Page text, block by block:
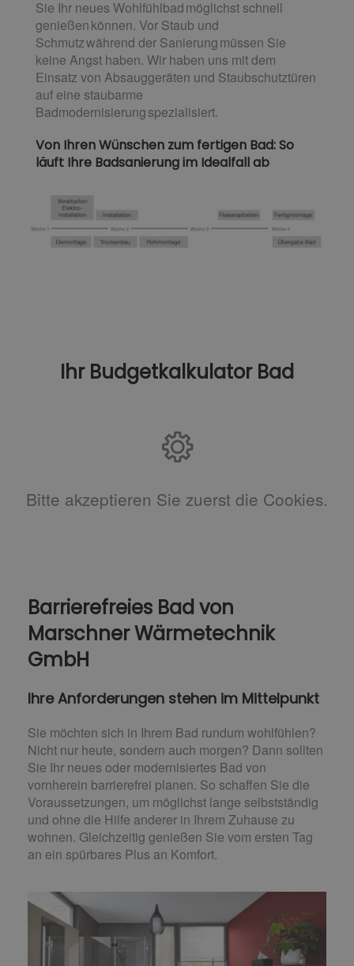
Sie Ihr neues Wohlfühlbad möglichst schnell
genießen können. Vor Staub und
Schmutz während der Sanierung müssen Sie
keine Angst haben. Wir haben uns mit dem
Einsatz von Absauggeräten und Staubschutztüren
auf eine staubarme
Badmodernisierung spezialisiert.
Von Ihren Wünschen zum fertigen Bad: So
läuft Ihre Badsanierung im Idealfall ab
Ihr Budgetkalkulator Bad
Bitte akzeptieren Sie zuerst die Cookies.
Barrierefreies Bad von
Marschner Wärmetechnik
GmbH
Ihre Anforderungen stehen im Mittelpunkt
Sie möchten sich in Ihrem Bad rundum wohlfühlen?
Nicht nur heute, sondern auch morgen? Dann sollten
Sie Ihr neues oder modernisiertes Bad von
vornherein barrierefrei planen. So schaffen Sie die
Voraussetzungen, um möglichst lange selbstständig
und ohne die Hilfe anderer in Ihrem Zuhause zu
wohnen. Gleichzeitig genießen Sie vom ersten Tag
an ein spürbares Plus an Komfort.